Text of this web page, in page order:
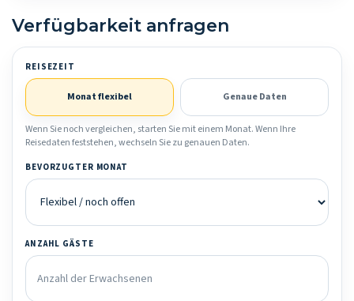
Verfügbarkeit anfragen
REISEZEIT
Monat flexibel Genaue Daten
Wenn Sie noch vergleichen, starten Sie mit einem Monat. Wenn Ihre
Reisedaten feststehen, wechseln Sie zu genauen Daten.
BEVORZUGTER MONAT
ANZAHL GÄSTE